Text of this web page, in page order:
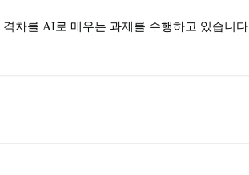
차를 AI로 메우는 과제를 수행하고 있습니